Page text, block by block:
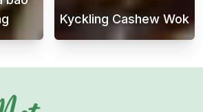
buns är en populär kinesisk maträtt
Kyckling Cashew Wok
Kyckling